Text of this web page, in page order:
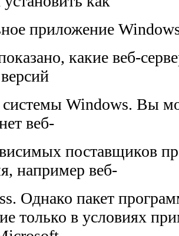
приложение
какие веб-
Windows. Вы
веб-
поставщиков
например веб-
Однако пакет
только в условиях